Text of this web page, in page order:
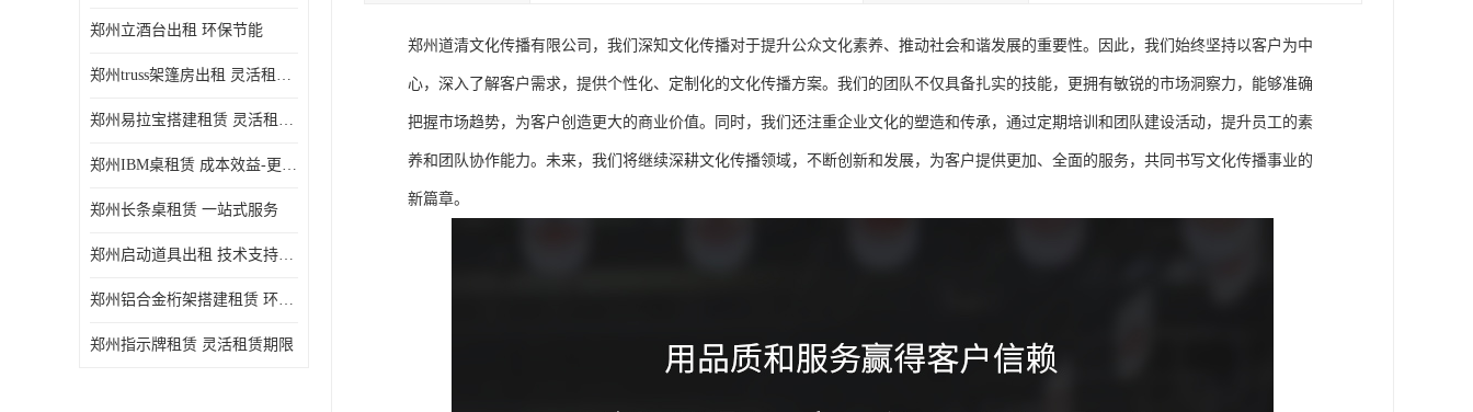
郑州立酒台出租 环保节能
郑州truss架篷房出租 灵活租赁期限
郑州易拉宝搭建租赁 灵活租赁期限
郑州IBM桌租赁 成本效益-更具经济性和实用性
郑州长条桌租赁 一站式服务
郑州启动道具出租 技术支持与现场服务
郑州铝合金桁架搭建租赁 环保节能
郑州指示牌租赁 灵活租赁期限
郑州道清文化传播有限公司，我们深知文化传播对于提升公众文化素养、推动社会和谐发展的重要性。因此，我们始终坚持以客户为中
心，深入了解客户需求，提供个性化、定制化的文化传播方案。我们的团队不仅具备扎实的技能，更拥有敏锐的市场洞察力，能够准确
把握市场趋势，为客户创造更大的商业价值。同时，我们还注重企业文化的塑造和传承，通过定期培训和团队建设活动，提升员工的素
养和团队协作能力。未来，我们将继续深耕文化传播领域，不断创新和发展，为客户提供更加、全面的服务，共同书写文化传播事业的
新篇章。